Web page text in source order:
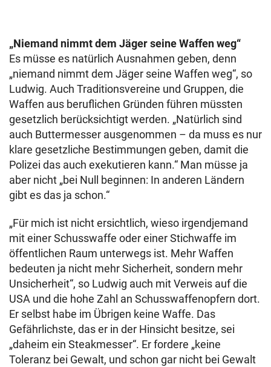
„Niemand nimmt dem Jäger seine Waffen weg“
Es müsse es natürlich Ausnahmen geben, denn
„niemand nimmt dem Jäger seine Waffen weg“, so
Ludwig. Auch Traditionsvereine und Gruppen, die
Waffen aus beruflichen Gründen führen müssten
gesetzlich berücksichtigt werden. „Natürlich sind
auch Buttermesser ausgenommen – da muss es nur
klare gesetzliche Bestimmungen geben, damit die
Polizei das auch exekutieren kann.“ Man müsse ja
aber nicht „bei Null beginnen: In anderen Ländern
gibt es das ja schon.“
„Für mich ist nicht ersichtlich, wieso irgendjemand
mit einer Schusswaffe oder einer Stichwaffe im
öffentlichen Raum unterwegs ist. Mehr Waffen
bedeuten ja nicht mehr Sicherheit, sondern mehr
Unsicherheit“, so Ludwig auch mit Verweis auf die
USA und die hohe Zahl an Schusswaffenopfern dort.
Er selbst habe im Übrigen keine Waffe. Das
Gefährlichste, das er in der Hinsicht besitze, sei
„daheim ein Steakmesser“. Er fordere „keine
Toleranz bei Gewalt, und schon gar nicht bei Gewalt